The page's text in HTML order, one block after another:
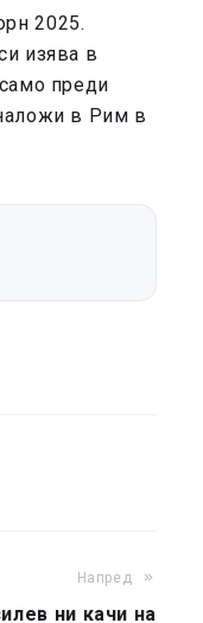
2025.
изява в
преди
в Рим в
Напред
ни качи на